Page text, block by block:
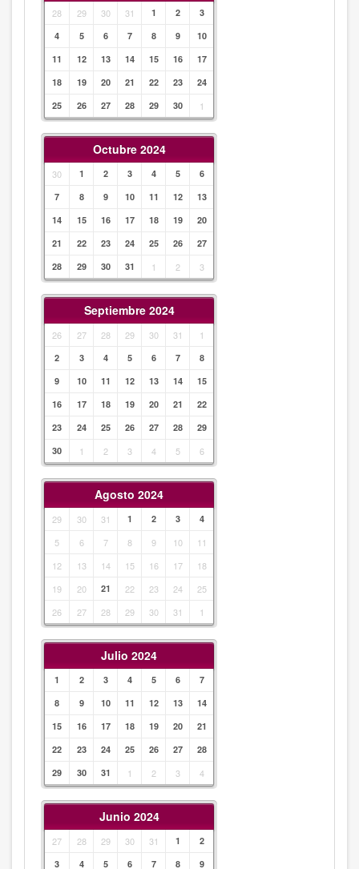
28 29 30 31 1 2
3
4
5 6 7 8 9
10
11
12 13 14 15 16
17
18
19 20 21 22 23
24
25
26 27 28 29 30 1
Octubre 2024
30 1 2 3 4 5
6
7
8 9 10 11 12
13
14
15 16 17 18 19
20
21
22 23 24 25 26
27
28
29 30 31 1 2 3
Septiembre 2024
26 27 28 29 30 31 1
2 3 4 5 6 7
8
9
10 11 12 13 14
15
16
17 18 19 20 21
22
23
24 25 26 27 28
29
30
1 2 3 4 5 6
Agosto 2024
29 30 31 1 2 3 4
5 6 7 8 9 10
11
12
13 14 15 16 17
18
19
20 21 22 23 24
25
26
27 28 29 30 31 1
Julio 2024
1 2 3 4 5 6
7
8
9 10 11 12 13
14
15
16 17 18 19 20
21
22
23 24 25 26 27
28
29
30 31 1 2 3 4
Junio 2024
27 28 29 30 31 1
2
3
4 5 6 7 8
9